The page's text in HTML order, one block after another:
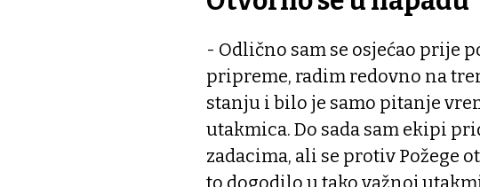
- Odlično sam se osjećao prije
pripreme, radim redovno na
stanju i bilo je samo pitanje
utakmica. Do sada sam ekipi
zadacima, ali se protiv Požege
to dogodilo u tako važnoj